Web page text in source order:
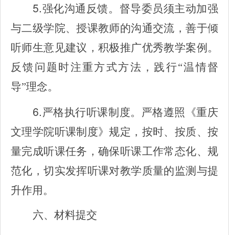
5.强化沟通反馈。督导委员须主动加强
与二级学院、授课教师的沟通交流，善于倾
听师生意见建议，积极推广优秀教学案例。
反馈问题时注重方式方法，践行“温情督
导”理念。
6. 严格执行听课制度。严格遵照《重庆
文理学院听课制度》规定，按时、按质、按
量完成听课任务，确保听课工作常态化、规
范化，切实发挥听课对教学质量的监测与提
升作用。
六、材料提交